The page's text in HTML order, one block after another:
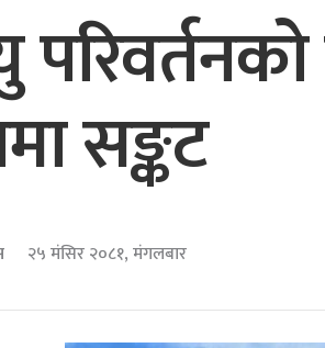
सङ्कट
२५ मंसिर २०८१, मंगलबार